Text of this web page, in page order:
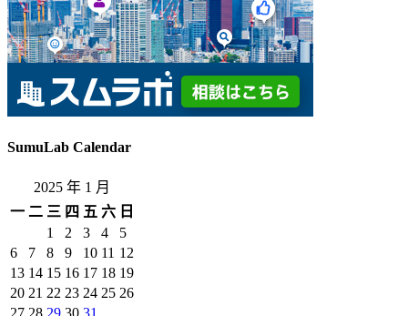
SumuLab Calendar
2025 年 1 月
一 二 三 四 五 六 日
1
2 3 4
5
6
7 8 9 10 11 12
13 14 15 16 17 18 19
20 21 22 23 24 25 26
27 28 29 30 31